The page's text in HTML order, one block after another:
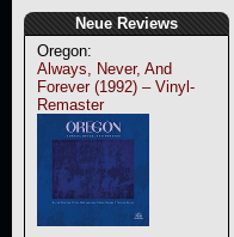
Neue Reviews
Oregon:
Always, Never, And
Forever (1992) – Vinyl-
Remaster